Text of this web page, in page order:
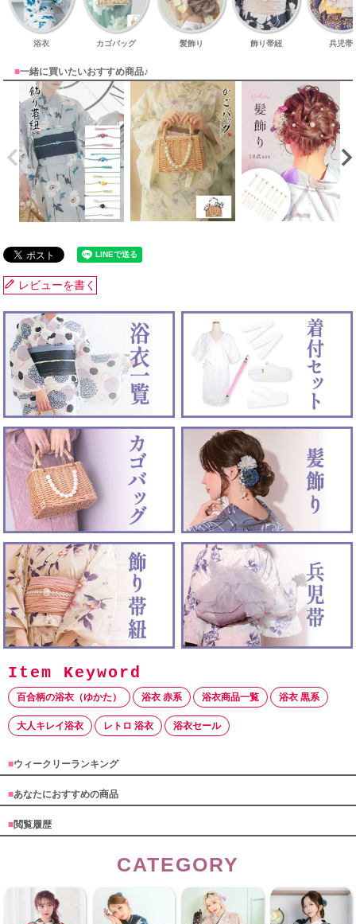
浴衣 カゴバッグ 髪飾り 飾り帯紐 兵児帯
■一緒に買いたいおすすめ商品♪
レビューを書く
百合柄の浴衣（ゆかた） 浴衣 赤系 浴衣商品一覧 浴衣 黒系
大人キレイ浴衣 レトロ 浴衣 浴衣セール
■ウィークリーランキング
■あなたにおすすめの商品
■閲覧履歴
CATEGORY